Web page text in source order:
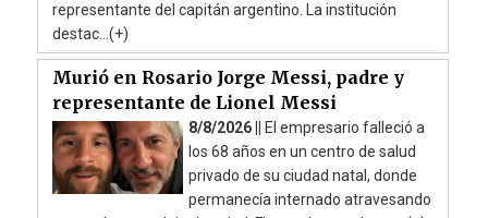
representante del capitán argentino. La institución
destac...(+)
Murió en Rosario Jorge Messi, padre y
representante de Lionel Messi
8/8/2026 ||
El empresario falleció a
los 68 años en un centro de salud
privado de su ciudad natal, donde
permanecía internado atravesando